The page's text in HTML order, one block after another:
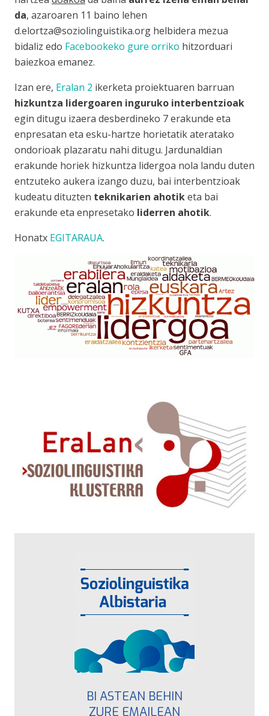
da, azaroaren 11 baino lehen
d.elortza@soziolinguistika.org helbidera mezua
bidaliz edo Facebookeko gure orriko hitzorduari
baiezkoa emanez.
Izan ere, Eralan 2 ikerketa proiektuaren barruan
hizkuntza lidergoaren inguruko interbentzioak
egin ditugu izaera desberdineko 7 erakunde eta
enpresatan eta esku-hartze horietatik ateratako
ondorioak plazaratu nahi ditugu. Jardunaldian
erakunde horiek hizkuntza lidergoa nola landu duten
entzuteko aukera izango duzu, bai interbentzioak
kudeatu dituzten teknikarien ahotiketa bai
erakunde eta enpresetako liderren ahotik.
Honatx EGITARAUA.
BI ASTEAN BEHIN
ZURE EMAILEAN